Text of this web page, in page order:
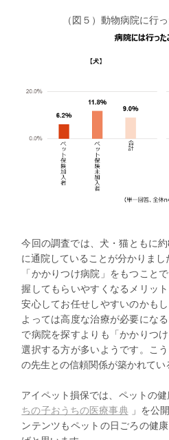
（図５）動物病院に行
今回の調査では、犬・猫ともに
に通院していることが分かりまし
「かかりつけ病院」をもつこと
握してもらいやすくなるメリッ
安心してお任せしやすいのかも
よっては高度な治療が必要にな
で病院を探すよりも「かかりつ
選択する方が多いようです。こ
の先生との信頼関係が築かれてい
アイペット損保では、ペットの
ちの子おうちの医療事典 」を公
ンテンツもペットの日ごろの健